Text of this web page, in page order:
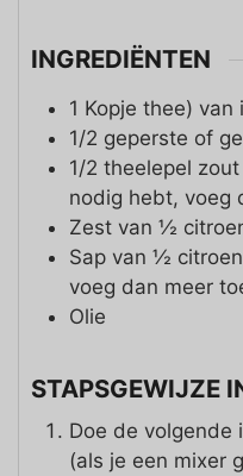
INGREDIËNTEN
1 Kopje thee) van
1/2 geperste of
1/2 theelepel
nodig hebt, voeg
Zest van ½
Sap van ½
voeg dan meer
Olie
STAPSGEWIJZE
Doe de volgende
(als je een mixer